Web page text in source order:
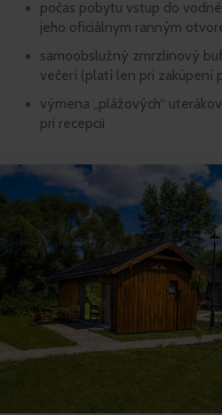
počas pobytu vstup do
jeho oficiálnym ranným
samoobslužný zmrzlinový
večerí (platí len pri zakúpení
výmena „plážových“
pri recepcii